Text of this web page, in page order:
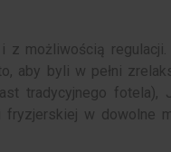
z możliwością regulacji.
aby byli w pełni
tradycyjnego fotela),
fryzjerskiej w dowolne